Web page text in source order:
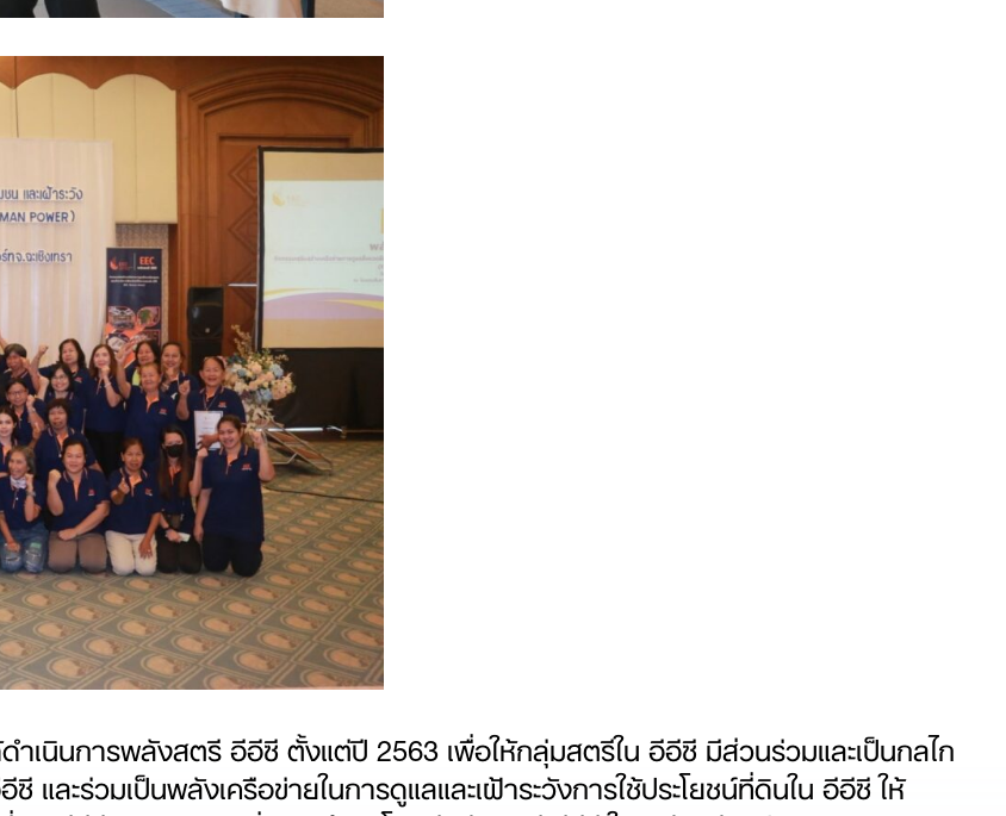
เนินการพลังสตรี อีอีซี ตั้งแต่ปี 2563 เพื่อให้กลุ่มสตรีใน อีอีซี มีส่วนร่วมและเป็นกลไก
และร่วมเป็นพลังเครือข่ายในการดูแลและเฝ้าระวังการใช้ประโยชน์ที่ดินใน อีอีซี ให้